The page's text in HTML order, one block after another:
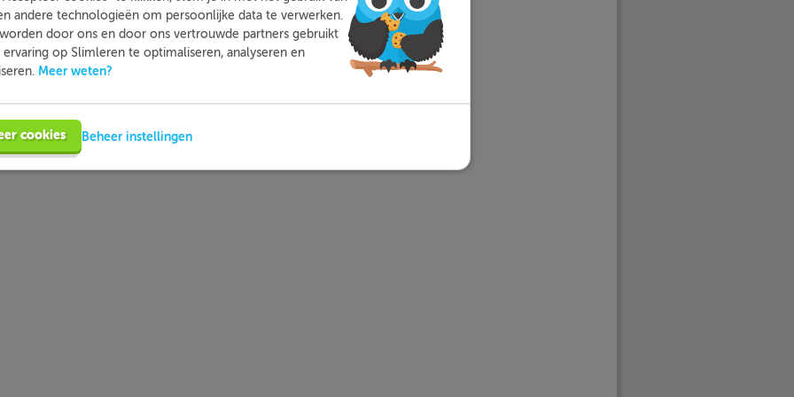
hetzelfde getal onder het wortelteken staan.
) −
−
√
andere technologieën om persoonlijke data te verwerken.
door ons en door ons vertrouwde partners gebruikt
op Slimleren te optimaliseren, analyseren en
Meer weten?
cookies Beheer instellingen